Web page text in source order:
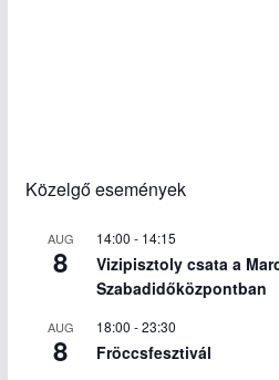
Közelgő események
AUG
8
14:00 - 14:15
Vizipisztoly csata a
Szabadidőközpontban
AUG
8
18:00 -23:30
Fröccsfesztivál